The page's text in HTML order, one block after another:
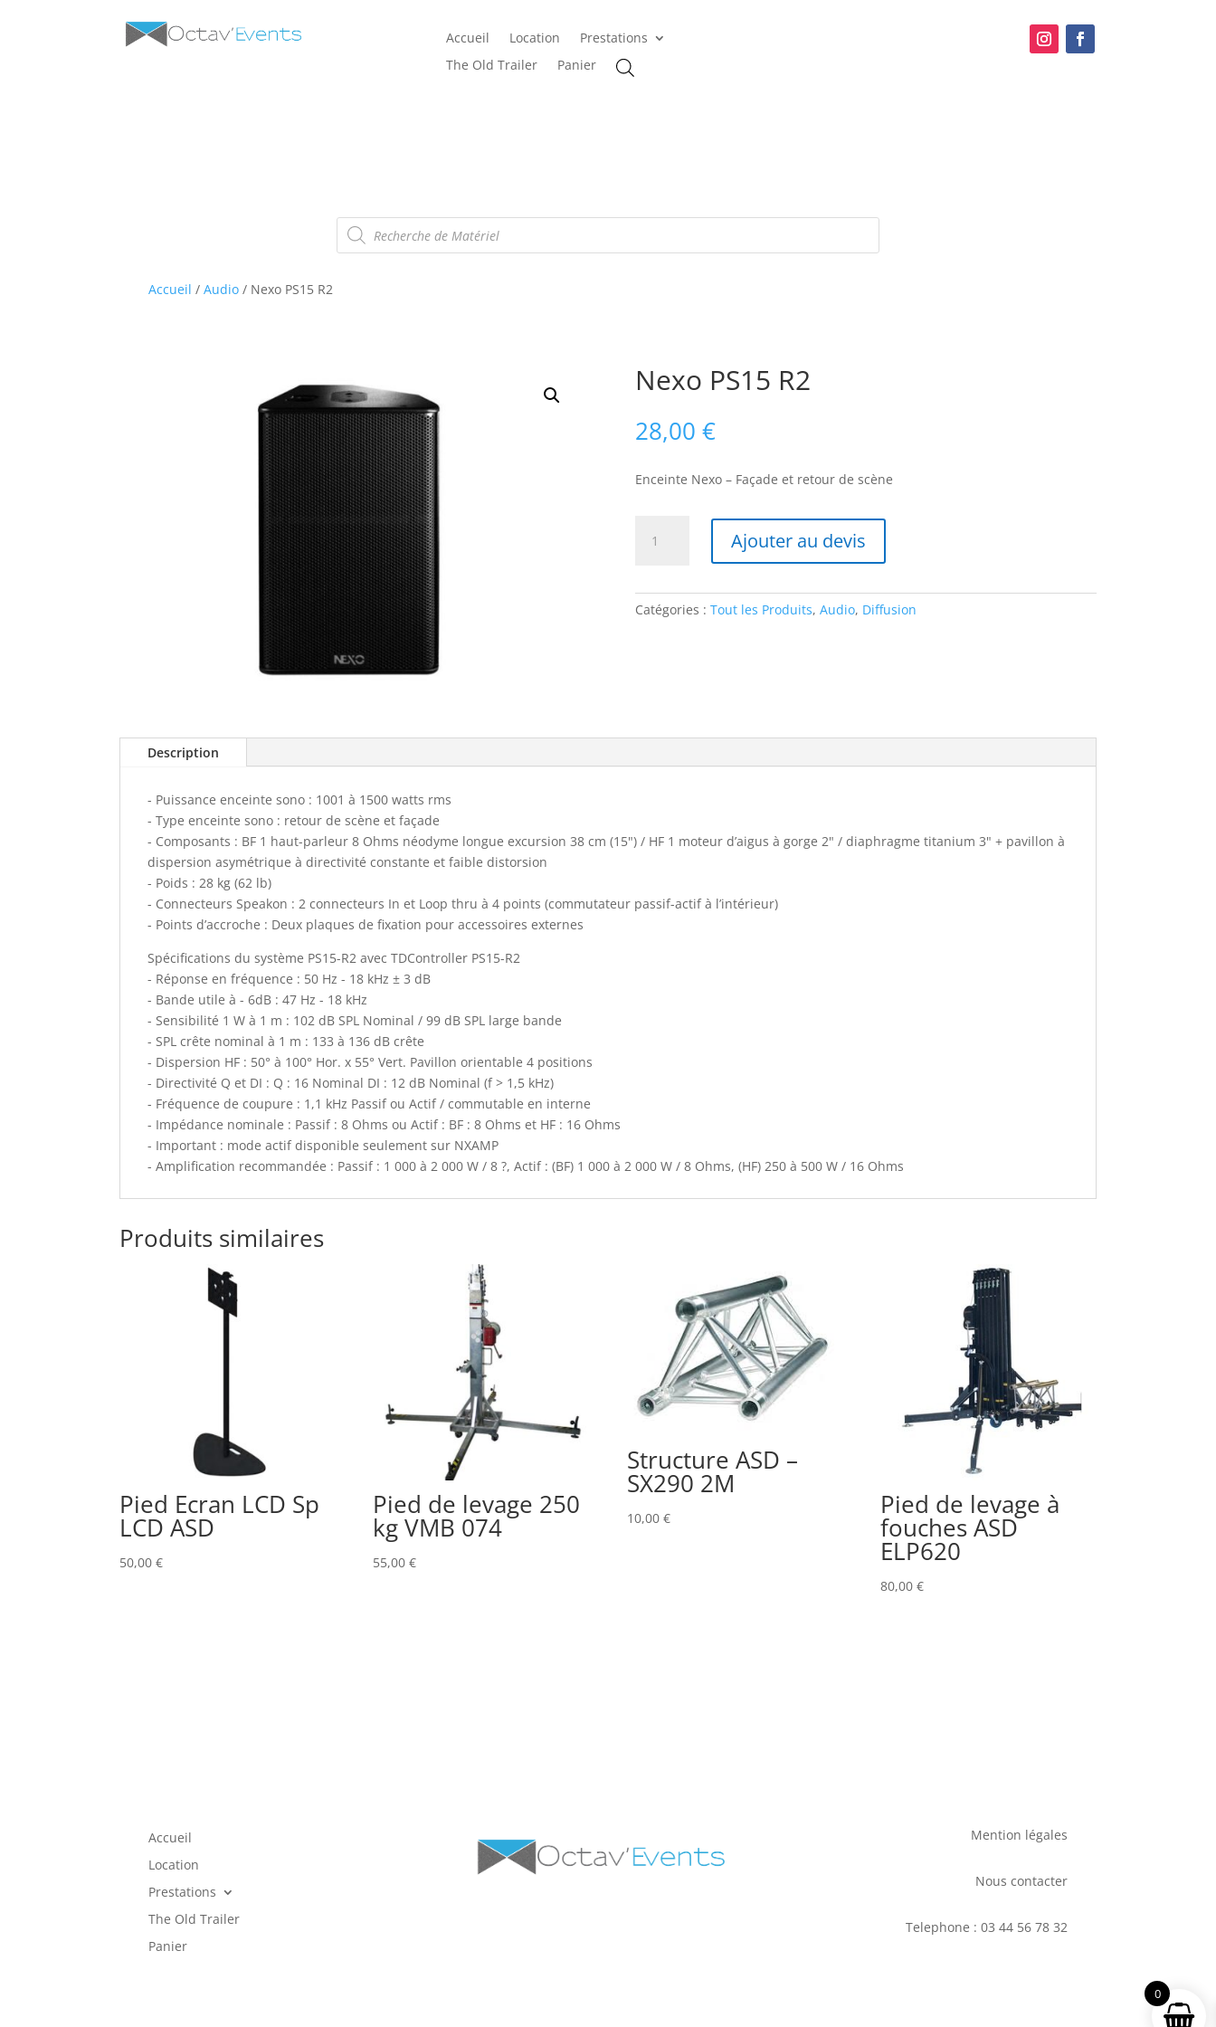
Accueil Location
Prestations
The Old Trailer
Panier
Recherche
de
produits
Accueil /Audio / Nexo PS15 R2
Nexo PS15 R2
28,00 €
Enceinte Nexo – Façade et retour de scène
R2
Ajouter au devis
Catégories : Tout les Produits, Audio, Diffusion
Description
- Puissance enceinte sono : 1001 à 1500 watts rms
- Type enceinte sono : retour de scène et façade
- Composants : BF 1 haut-parleur 8 Ohms néodyme longue excursion 38 cm (15") / HF 1 moteur d’aigus à gorge 2" / diaphragme titanium 3" + pavillon à
dispersion asymétrique à directivité constante et faible distorsion
- Poids : 28 kg (62 lb)
- Connecteurs Speakon : 2 connecteurs In et Loop thru à 4 points (commutateur passif-actif à l’intérieur)
- Points d’accroche : Deux plaques de fixation pour accessoires externes
Spécifications du système PS15-R2 avec TDController PS15-R2
- Réponse en fréquence : 50 Hz - 18 kHz ± 3 dB
- Bande utile à - 6dB : 47 Hz - 18 kHz
- Sensibilité 1 W à 1 m : 102 dB SPL Nominal / 99 dB SPL large bande
- SPL crête nominal à 1 m : 133 à 136 dB crête
- Dispersion HF : 50° à 100° Hor. x 55° Vert. Pavillon orientable 4 positions
- Directivité Q et DI : Q : 16 Nominal DI : 12 dB Nominal (f > 1,5 kHz)
- Fréquence de coupure : 1,1 kHz Passif ou Actif / commutable en interne
- Impédance nominale : Passif : 8 Ohms ou Actif : BF : 8 Ohms et HF : 16 Ohms
- Important : mode actif disponible seulement sur NXAMP
- Amplification recommandée : Passif : 1 000 à 2 000 W / 8 ?, Actif : (BF) 1 000 à 2 000 W / 8 Ohms, (HF) 250 à 500 W / 16 Ohms
Produits similaires
Pied Ecran LCD Sp
LCD ASD
50,00 €
Pied de levage 250
kg VMB 074
55,00€
Structure ASD –
SX290 2M
10,00 € Pied de levage à
fouches ASD
ELP620
80,00 €
Accueil
Location
Prestations
The Old Trailer
Panier
Mention légales
Nous contacter
Telephone : 03 44 56 78 32
0